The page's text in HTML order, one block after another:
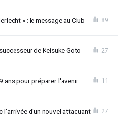
» : le message au Club 89
de Keisuke Goto 27
ans pour préparer l'avenir 11
l'arrivée d'un nouvel attaquant 27